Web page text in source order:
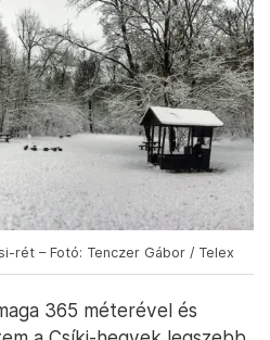
rét – Fotó: Tenczer Gábor / Telex
365 méterével és